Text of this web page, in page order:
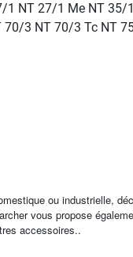
1 NT 27/1 Me NT
3 NT 70/3 Tc NT
ou industrielle,
vous propose
accessoires..